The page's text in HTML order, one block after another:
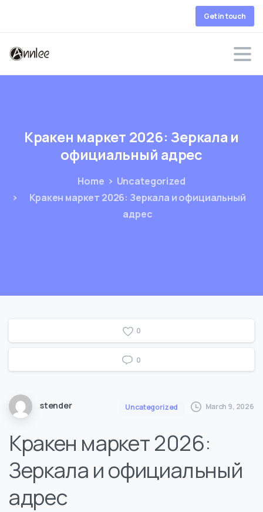
Get in touch
Кракен маркет 2026: Зеркала и
официальный адрес
Home
Uncategorized
Кракен маркет 2026: Зеркала и официальный
адрес
0
0
stender Uncategorized March 9, 2026
Кракен маркет 2026:
Зеркала и официальный
адрес